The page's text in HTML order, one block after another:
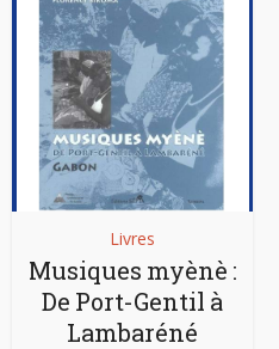
Livres
Musiques myènè :
De Port-Gentil à
Lambaréné